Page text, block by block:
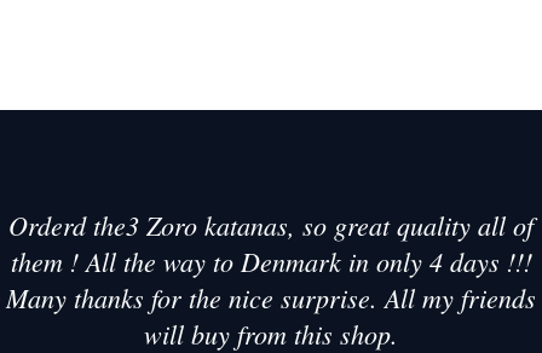
Orderd the3 Zoro katanas, so great quality all of
them ! All the way to Denmark in only 4 days !!!
Many thanks for the nice surprise. All my friends
will buy from this shop.